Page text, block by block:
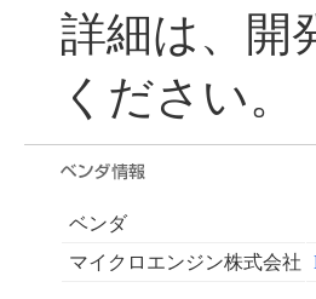
詳細は、開
ください。
ベンダ
マイクロエンジン株式会社